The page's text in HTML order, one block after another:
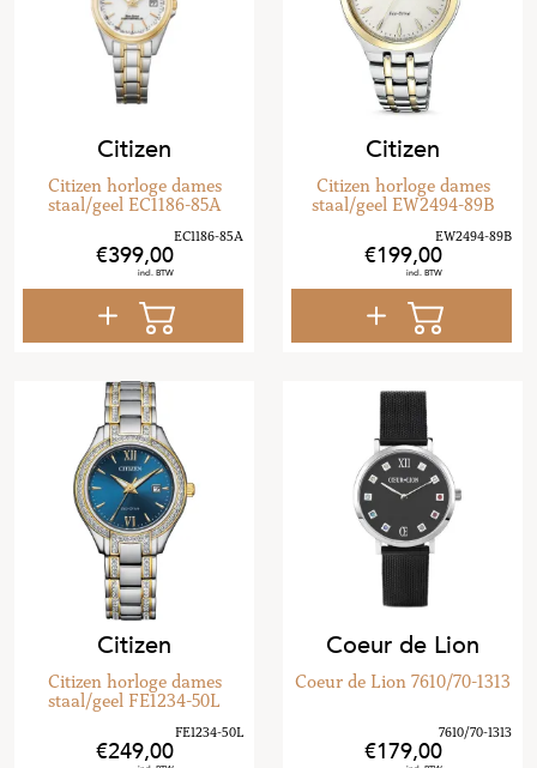
Citizen
Citizen horloge dames
staal/geel EC1186-85A
399,00
Citizen
Citizen horloge dames
staal/geel EW2494-89B
199,00
Citizen
Citizen horloge dames
staal/geel FE1234-50L
249,00
Coeur de Lion
Coeur de Lion 7610/70-1313
179,00